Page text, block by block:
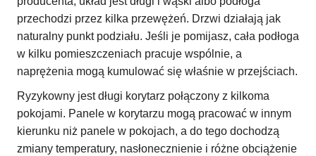
przechodzi przez kilka przewężeń. Drzwi działają jak
naturalny punkt podziału. Jeśli je pomijasz, cała podłoga
w kilku pomieszczeniach pracuje wspólnie, a
naprężenia mogą kumulować się właśnie w przejściach.
Ryzykowny jest długi korytarz połączony z kilkoma
pokojami. Panele w korytarzu mogą pracować w innym
kierunku niż panele w pokojach, a do tego dochodzą
zmiany temperatury, nasłonecznienie i różne obciążenie